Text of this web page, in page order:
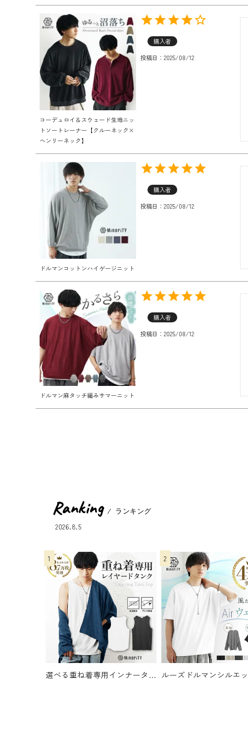
コーデュロイ＆スウェード生地ニッ
トソートレーナー【クルーネック×
ヘンリーネック】
購入者
投稿日
2025/08/12
ドルマンコットンハイゲージニット
購入者
投稿日
2025/08/12
ドルマン麻タッチ編みサマーニット
購入者
投稿日
2025/08/12
Ranking ランキング
2026.8.5
選べる重ね着専用インナータンクトップ 1995